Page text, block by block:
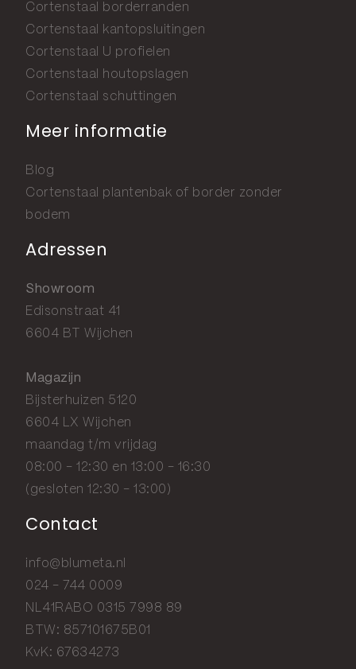
Cortenstaal borderranden
Cortenstaal kantopsluitingen
Cortenstaal U profielen
Cortenstaal houtopslagen
Cortenstaal schuttingen
Meer informatie
Blog
Cortenstaal plantenbak of border zonder
bodem
Adressen
Showroom
Edisonstraat 41
6604 BT Wijchen
Magazijn
Bijsterhuizen 5120
6604 LX Wijchen
maandag t/m vrijdag
08:00 - 12:30 en 13:00 - 16:30
(gesloten 12:30 - 13:00)
Contact
info@blumeta.nl
024 - 744 0009
NL41RABO 0315 7998 89
BTW: 857101675B01
KvK: 67634273